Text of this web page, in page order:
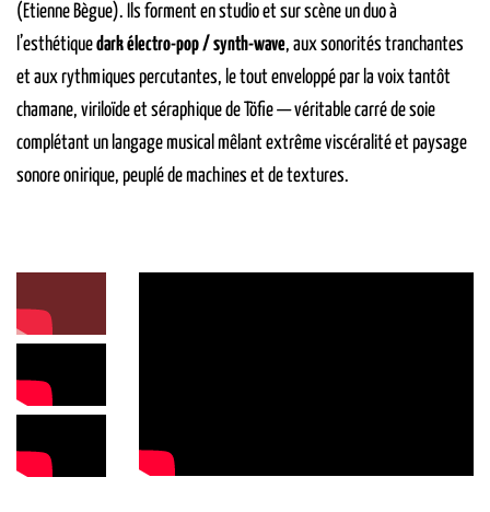
(Etienne Bègue). Ils forment en studio et sur scène un duo à
l’esthétiquedark électro-pop / synth-wave, aux sonorités tranchantes
et aux rythmiques percutantes, le tout enveloppé par la voix tantôt
chamane, viriloïde et séraphique de Töfie — véritable carré de soie
complétant un langage musical mêlant extrême viscéralité et paysage
sonore onirique, peuplé de machines et de textures.